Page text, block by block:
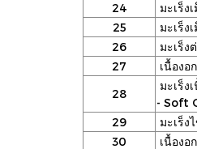
24
มะเร็ง
25
มะเร็ง
26
มะเร็ง
27
เนื้องอ
28
มะเร็ง
- Soft
29 มะเร็ง
30
เนื้อง